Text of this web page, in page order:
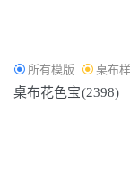
所有模版 桌布
桌布花色宝(2398)